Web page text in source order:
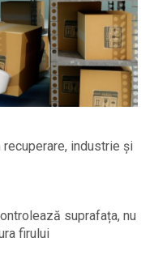
industrie și
suprafața, nu
firului